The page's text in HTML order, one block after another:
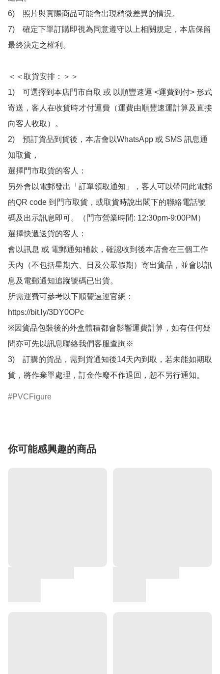
6)　照片與實際商品可能會出現稍微差異的情況。
7)　確定下單訂購即視為同意遵守以上相關規定，本店保留
最終決定之權利。
＜＜取貨安排：＞＞
1)　可選擇到本店門市自取 或 以順豐速運 <運費到付> 形式
寄送，客人在收貨時才付運費（運費由順豐速運計算及直接
向客人收取）。
2)　預訂貨品到貨後，本店會以WhatsApp 或 SMS 訊息通
知取貨，
選擇門市取貨的客人：
另外會以電郵發出「訂單領取通知」，客人可以帶同此電郵
的QR code 到門市取貨，或取貨時說出閣下的聯絡電話號
碼及出示訊息即可。（門市營業時間: 12:30pm-9:00PM）
選擇快遞送貨的客人：
會以訊息 或 電郵通知補款，確認收到後本店會在三個工作
天內（不包括星期六、日及公眾假期）寄出貨品，並會以訊
息及電郵通知追蹤號碼已出貨。
所需運費可參考以下順豐速運官網：
https://bit.ly/3DY0OPc
※因貨品包裝後的外盒體積都會影響運費計算，如有任何疑
問亦可先以訊息聯絡我們客服查詢※
3)　訂購的貨品，需到貨通知後14天內到取，若未能如期取
貨，將作棄單處理，訂金作廢不作退回，恕不另行通知。
PVCFigure
你可能感興趣的商品